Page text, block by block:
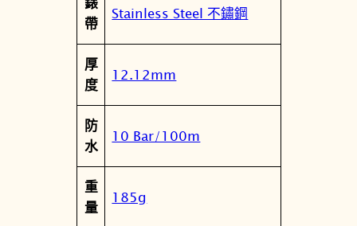
.
4
2
0
0
量
帶
Stainless Steel 不鏽鋼
厚
度
12.12mm
防
水
10 Bar/100m
重
量
185g